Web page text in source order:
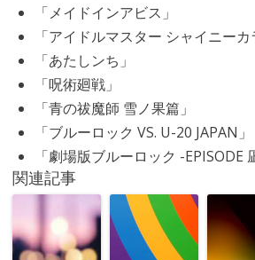
「メイドインアビス」
「アイドルマスター シャイニー
「あたしンち」
「呪術廻戦」
「青の祓魔師 雪ノ果篇」
「ブルーロック VS. U-20 JAPAN」
「劇場版ブルーロック -EPISODE
関連記事